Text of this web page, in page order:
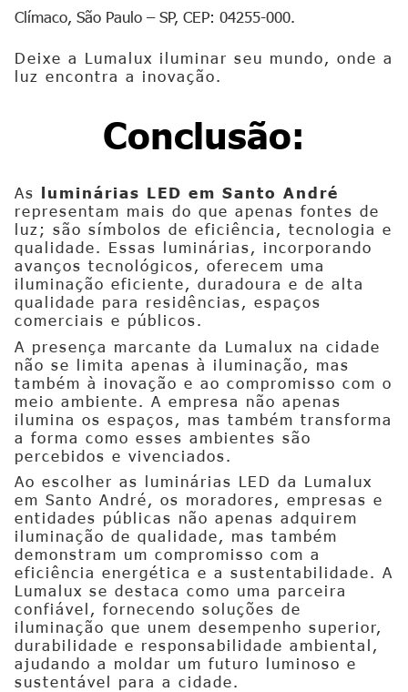
Clímaco, São Paulo – SP, CEP: 04255-000.
Deixe a Lumalux iluminar seu mundo, onde a
luz encontra a inovação.
Conclusão:
As luminárias LED em Santo André
representam mais do que apenas fontes de
luz; são símbolos de eficiência, tecnologia e
qualidade. Essas luminárias, incorporando
avanços tecnológicos, oferecem uma
iluminação eficiente, duradoura e de alta
qualidade para residências, espaços
comerciais e públicos.
A presença marcante da Lumalux na cidade
não se limita apenas à iluminação, mas
também à inovação e ao compromisso com o
meio ambiente. A empresa não apenas
ilumina os espaços, mas também transforma
a forma como esses ambientes são
percebidos e vivenciados.
Ao escolher as luminárias LED da Lumalux
em Santo André, os moradores, empresas e
entidades públicas não apenas adquirem
iluminação de qualidade, mas também
demonstram um compromisso com a
eficiência energética e a sustentabilidade. A
Lumalux se destaca como uma parceira
confiável, fornecendo soluções de
iluminação que unem desempenho superior,
durabilidade e responsabilidade ambiental,
ajudando a moldar um futuro luminoso e
sustentável para a cidade.